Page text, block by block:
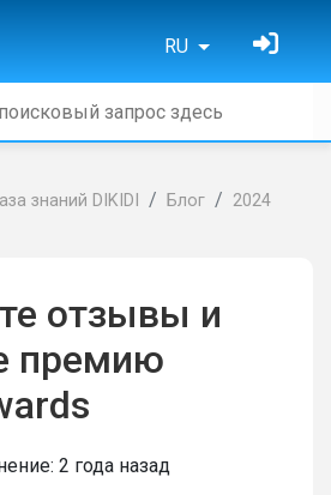
RU
знаний DIKIDI Блог 2024
отзывы и
премию
2 года назад